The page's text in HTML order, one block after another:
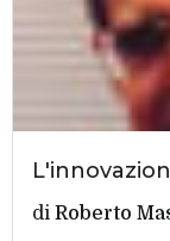
diRoberto